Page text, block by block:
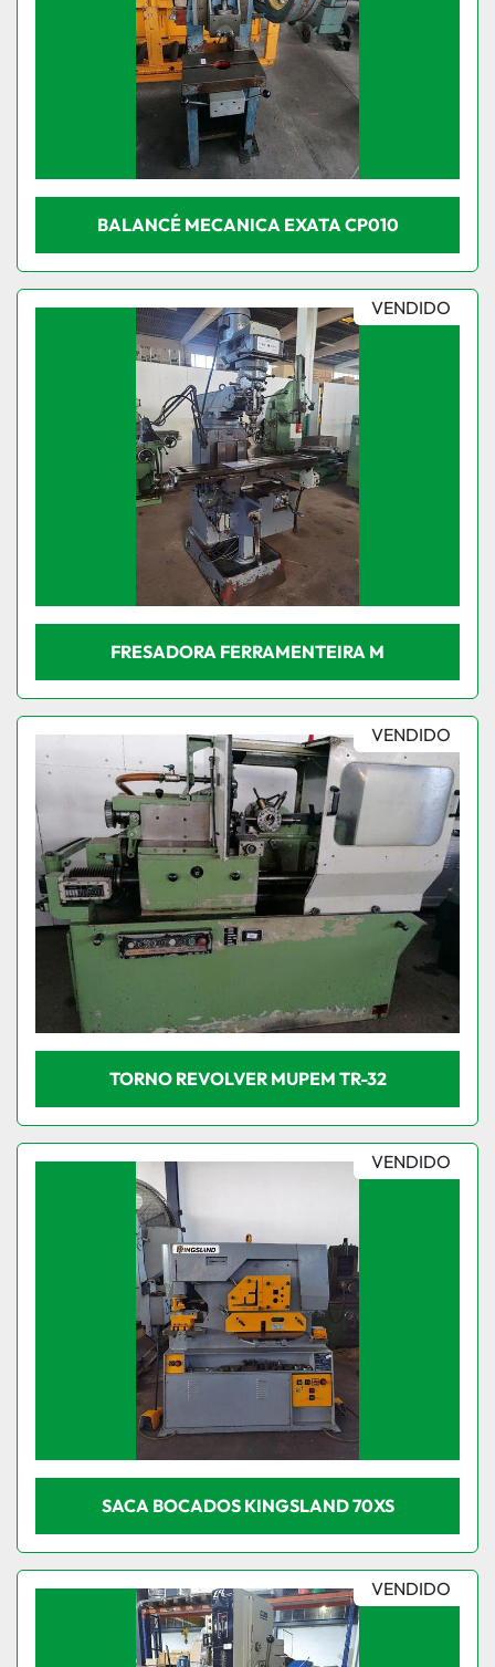
BALANCÉ MECANICA EXATA CP010
VENDIDO
FRESADORA FERRAMENTEIRA M
VENDIDO
TORNO REVOLVER MUPEM TR-32
VENDIDO
SACA BOCADOS KINGSLAND 70XS
VENDIDO